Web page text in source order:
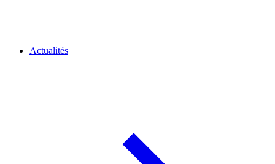
Actualités